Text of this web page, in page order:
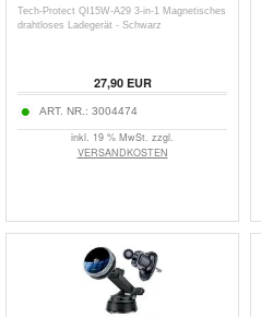
Tech-Protect QI15W-A29 3-in-1 Magnetisches
drahtloses Ladegerät - Schwarz
27,90EUR
ART. NR.: 3004474
inkl. 19 % MwSt. zzgl.
VERSANDKOSTEN